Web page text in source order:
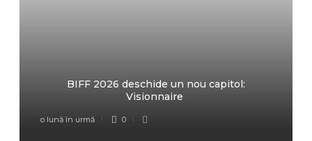
BIFF 2026 deschide un nou capitol:
Visionnaire
o lună în urmă 0